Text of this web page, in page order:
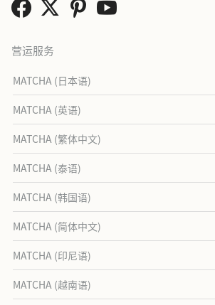
营运服务
MATCHA (日本语)
MATCHA (英语)
MATCHA (繁体中文)
MATCHA (泰语)
MATCHA (韩国语)
MATCHA (简体中文)
MATCHA (印尼语)
MATCHA (越南语)